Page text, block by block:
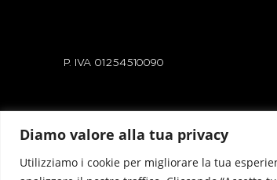
Diamo valore alla tua privacy
Utilizziamo i cookie per migliorare la tua
P. IVA 01254510090